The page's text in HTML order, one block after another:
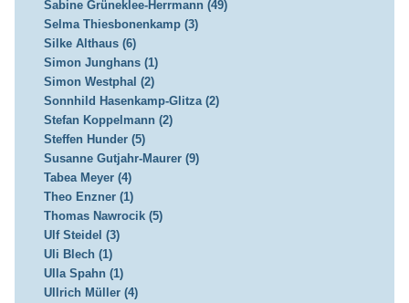
Sabine Grüneklee-Herrmann (49)
Selma Thiesbonenkamp (3)
Silke Althaus (6)
Simon Junghans (1)
Simon Westphal (2)
Sonnhild Hasenkamp-Glitza (2)
Stefan Koppelmann (2)
Steffen Hunder (5)
Susanne Gutjahr-Maurer (9)
Tabea Meyer (4)
Theo Enzner (1)
Thomas Nawrocik (5)
Ulf Steidel (3)
Uli Blech (1)
Ulla Spahn (1)
Ullrich Müller (4)